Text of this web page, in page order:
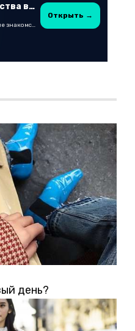
ZYYN — знакомства в Казахстане
Быстрые и безопасные знакомства в Telegram
Открыть →
день?